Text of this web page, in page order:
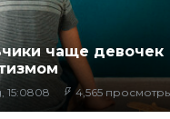
чаще девочек
15:0808 4,565